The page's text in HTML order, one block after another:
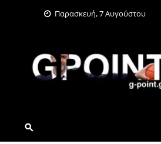
Παρασκευή, 7 Αυγούστου
G-